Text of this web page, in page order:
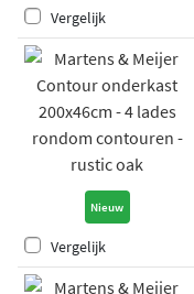
Vergelijk
Nieuw
Vergelijk